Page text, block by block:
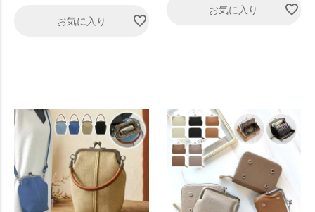
お気に入り
お気に入り